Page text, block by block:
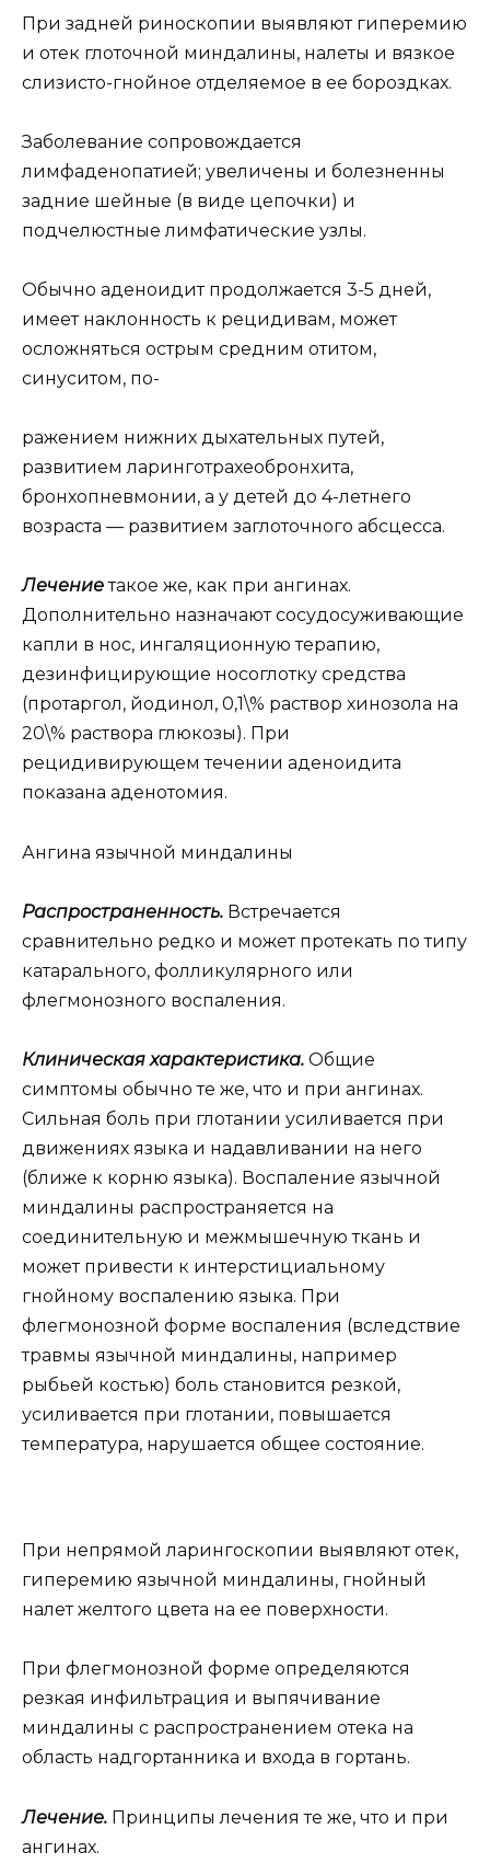
При задней риноскопии выявляют гиперемию
и отек глоточной миндалины, налеты и вязкое
слизисто-гнойное отделяемое в ее бороздках.
Заболевание сопровождается
лимфаденопатией; увеличены и болезненны
задние шейные (в виде цепочки) и
подчелюстные лимфатические узлы.
Обычно аденоидит продолжается 3-5 дней,
имеет наклонность к рецидивам, может
осложняться острым средним отитом,
синуситом, по-
ражением нижних дыхательных путей,
развитием ларинготрахеобронхита,
бронхопневмонии, а у детей до 4-летнего
возраста — развитием заглоточного абсцесса.
Лечениетакое же, как при ангинах.
Дополнительно назначают сосудосуживающие
капли в нос, ингаляционную терапию,
дезинфицирующие носоглотку средства
(протаргол, йодинол, 0,1\% раствор хинозола на
20\% раствора глюкозы). При
рецидивирующем течении аденоидита
показана аденотомия.
Ангина язычной миндалины
Распространенность. Встречается
сравнительно редко и может протекать по типу
катарального, фолликулярного или
флегмонозного воспаления.
Клиническая характеристика. Общие
симптомы обычно те же, что и при ангинах.
Сильная боль при глотании усиливается при
движениях языка и надавливании на него
(ближе к корню языка). Воспаление язычной
миндалины распространяется на
соединительную и межмышечную ткань и
может привести к интерстициальному
гнойному воспалению языка. При
флегмонозной форме воспаления (вследствие
травмы язычной миндалины, например
рыбьей костью) боль становится резкой,
усиливается при глотании, повышается
температура, нарушается общее состояние.
При непрямой ларингоскопии выявляют отек,
гиперемию язычной миндалины, гнойный
налет желтого цвета на ее поверхности.
При флегмонозной форме определяются
резкая инфильтрация и выпячивание
миндалины с распространением отека на
область надгортанника и входа в гортань.
Лечение. Принципы лечения те же, что и при
ангинах.